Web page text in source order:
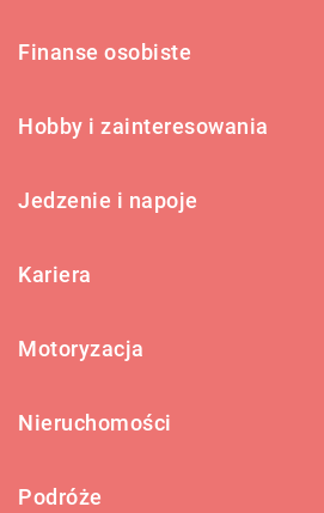
Finanse osobiste
Hobby i zainteresowania
Jedzenie i napoje
Kariera
Motoryzacja
Nieruchomości
Podróże